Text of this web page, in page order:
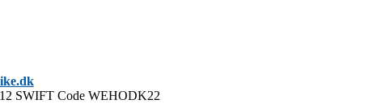
SWIFT Code WEHODK22